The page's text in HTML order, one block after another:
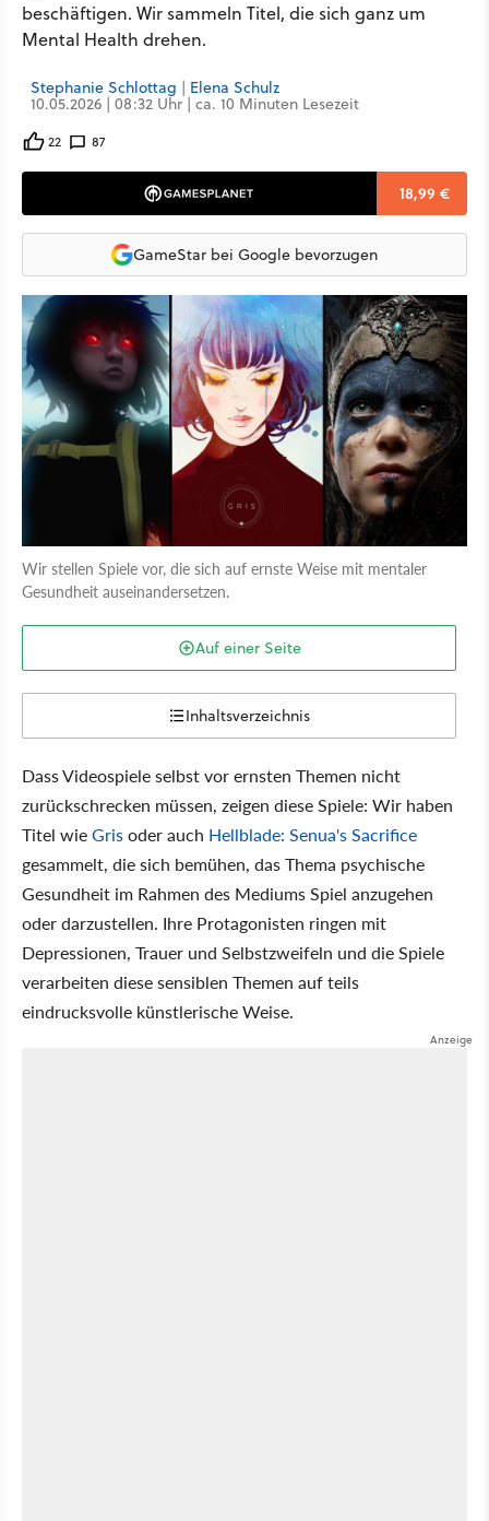
beschäftigen. Wir sammeln Titel, die sich ganz um
Mental Health drehen.
Stephanie Schlottag | Elena Schulz
10.05.2026 | 08:32 Uhr | ca. 10 Minuten Lesezeit
22 87
18,99 €
GameStar bei Google bevorzugen
Wir stellen Spiele vor, die sich auf ernste Weise mit mentaler
Gesundheit auseinandersetzen.
Auf einer Seite
Inhaltsverzeichnis
Dass Videospiele selbst vor ernsten Themen nicht
zurückschrecken müssen, zeigen diese Spiele: Wir haben
Titel wieGrisoder auch Hellblade: Senua's Sacrifice
gesammelt, die sich bemühen, das Thema psychische
Gesundheit im Rahmen des Mediums Spiel anzugehen
oder darzustellen. Ihre Protagonisten ringen mit
Depressionen, Trauer und Selbstzweifeln und die Spiele
verarbeiten diese sensiblen Themen auf teils
eindrucksvolle künstlerische Weise.